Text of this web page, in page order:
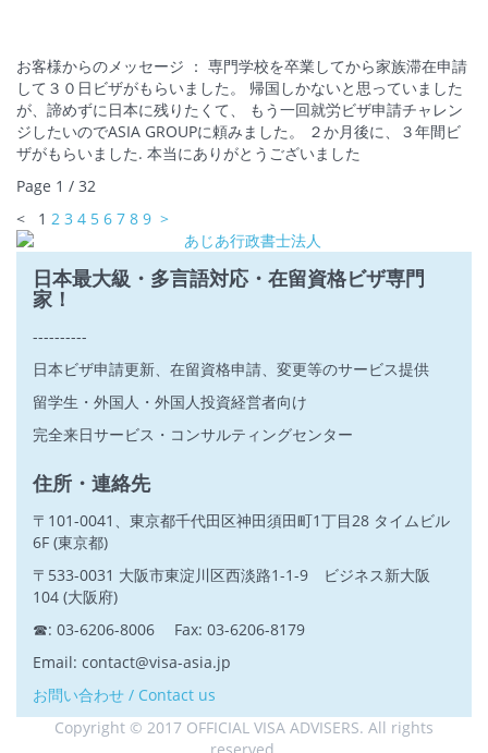
お客様からのメッセージ ： 専門学校を卒業してから家族滞在申請
して３０日ビザがもらいました。 帰国しかないと思っていました
が、諦めずに日本に残りたくて、 もう一回就労ビザ申請チャレン
ジしたいのでASIA GROUPに頼みました。 ２か月後に、３年間ビ
ザがもらいました. 本当にありがとうございました
Page 1 / 32
<
1 2 3 4 5 6 7 8 9 >
日本最大級・多言語対応・在留資格ビザ専門
家！
----------
日本ビザ申請更新、在留資格申請、変更等のサービス提供
留学生・外国人・外国人投資経営者向け
完全来日サービス・コンサルティングセンター
住所・連絡先
〒101-0041、東京都千代田区神田須田町1丁目28 タイムビル
6F (東京都)
〒533-0031 大阪市東淀川区西淡路1-1-9 ビジネス新大阪
104 (大阪府)
☎: 03-6206-8006 Fax: 03-6206-8179
Email: contact@visa-asia.jp
お問い合わせ / Contact us
Copyright © 2017 OFFICIAL VISA ADVISERS. All rights